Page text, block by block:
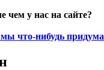
у нас на сайте?
что-нибудь